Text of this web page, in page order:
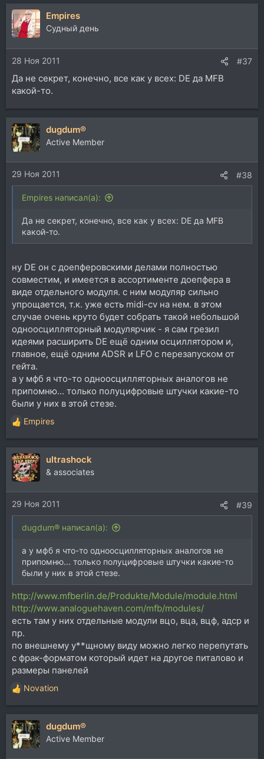
Empires
Судный день
28 Ноя 2011 #37
Да не секрет, конечно, все как у всех: DE да MFB
какой-то.
dugdum®
Active Member
29 Ноя 2011 #38
Empires написал(а):
Да не секрет, конечно, все как у всех: DE да MFB
какой-то.
ну DE он с доепферовскими делами полностью
совместим, и имеется в ассортименте доепфера в
виде отдельного модуля. с ним модуляр сильно
упрощается, т.к. уже есть midi-cv на нем. в этом
случае очень круто будет собрать такой небольшой
одноосцилляторный модулярчик - я сам грезил
идеями расширить DE ещё одним осциллятором и,
главное, ещё одним ADSR и LFO с перезапуском от
гейта.
а у мфб я что-то одноосцилляторных аналогов не
припомню... только полуцифровые штучки какие-то
были у них в этой стезе.
Р
е
а
к
ц
и
и
:
Empires
ultrashock
& associates
29 Ноя 2011 #39
dugdum® написал(а):
а у мфб я что-то одноосцилляторных аналогов не
припомню... только полуцифровые штучки какие-то
были у них в этой стезе.
http://www.mfberlin.de/Produkte/Module/module.html
http://www.analoguehaven.com/mfb/modules/
есть там у них отдельные модули вцо, вца, вцф, адср и
пр.
по внешнему у**щному виду можно легко перепутать
с фрак-форматом который идет на другое питалово и
размеры панелей
Р
е
а
к
ц
и
Novation
dugdum®
Active Member